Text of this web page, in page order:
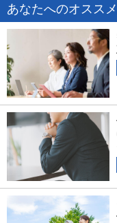
あなたへのオスス